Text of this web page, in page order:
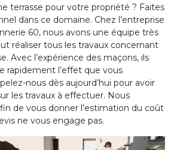
terrasse pour votre propriété ? Faites
dans ce domaine. Chez l’entreprise
60, nous avons une équipe très
réaliser tous les travaux concernant
Avec l’expérience des maçons, ils
rapidement l’effet que vous
nous dès aujourd’hui pour avoir
les travaux à effectuer. Nous
de vous donner l’estimation du coût
ne vous engage pas.